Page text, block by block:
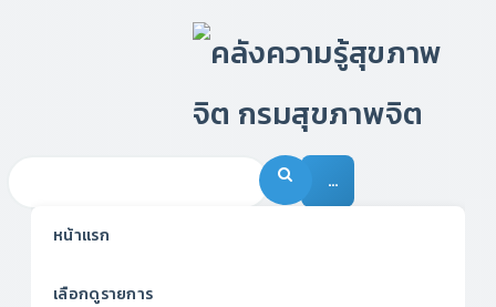
…
หน้าแรก
เลือกดูรายการ